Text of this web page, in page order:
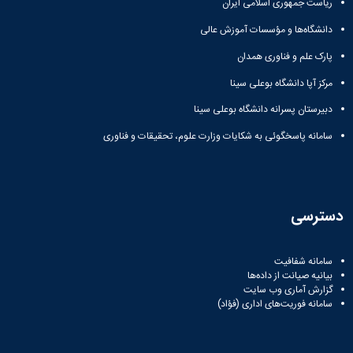
همایش‌ها
انتشارات
نشر
کتب
مجلات
علمی
فصلنامه
معاونت
ریاست جمهوری اسلامی ایران
دانشگاه‌ها و مؤسسات آموزش عالی
پارک علم و فناوری همدان
مرکز آپا دانشگاه بوعلی سینا
دبیرستان پسرانه دانشگاه بوعلی سینا
سامانه پاسخگوئی به شکایات وزارت علوم، تحقیقات و فناوری
دسترسی
سامانه شفافیت
بیانیه صیانت از داده‌ها
گزارش آماری وب‌ سایت
سامانه فوریت‌های اداری (فؤاد)